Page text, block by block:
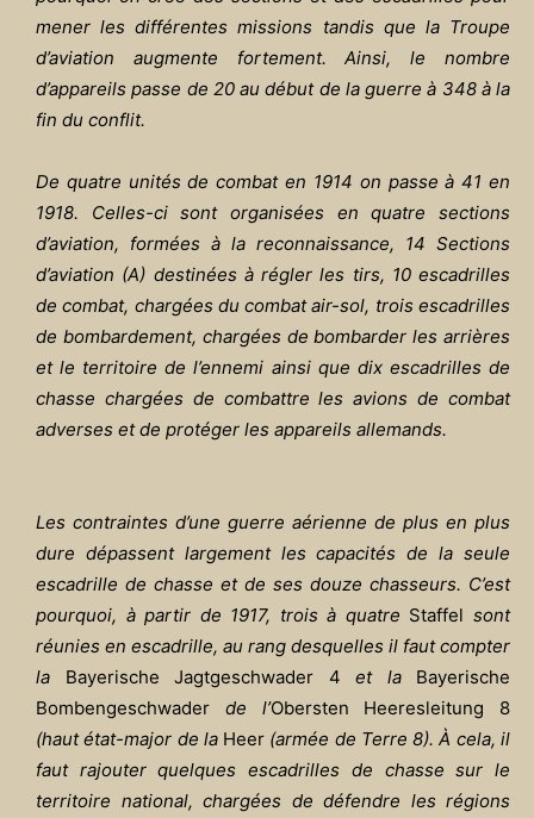
mener les différentes missions tandis que la Troupe
d’aviation augmente fortement. Ainsi, le nombre
d’appareils passe de 20 au début de la guerre à 348 à la
fin du conflit.
De quatre unités de combat en 1914 on passe à 41 en
1918. Celles-ci sont organisées en quatre sections
d’aviation, formées à la reconnaissance, 14 Sections
d’aviation (A) destinées à régler les tirs, 10 escadrilles
de combat, chargées du combat air-sol, trois escadrilles
de bombardement, chargées de bombarder les arrières
et le territoire de l’ennemi ainsi que dix escadrilles de
chasse chargées de combattre les avions de combat
adverses et de protéger les appareils allemands.
Les contraintes d’une guerre aérienne de plus en plus
dure dépassent largement les capacités de la seule
escadrille de chasse et de ses douze chasseurs. C’est
pourquoi, à partir de 1917, trois à quatre Staffelsont
réunies en escadrille, au rang desquelles il faut compter
la Bayerische Jagtgeschwader 4 et la Bayerische
Bombengeschwader de l’Obersten Heeresleitung 8
(haut état-major de la Heer (armée de Terre 8). À cela, il
faut rajouter quelques escadrilles de chasse sur le
territoire national, chargées de défendre les régions